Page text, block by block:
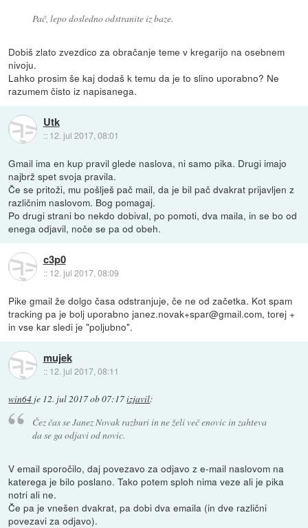
Pač, lepo dosledno odstranite iz baze.
Dobiš zlato zvezdico za obračanje teme v kregarijo na osebnem
nivoju.
Lahko prosim še kaj dodaš k temu da je to slino uporabno? Ne
razumem čisto iz napisanega.
Utk
:: 12. jul 2017, 08:01
Gmail ima en kup pravil glede naslova, ni samo pika. Drugi imajo
najbrž spet svoja pravila.
Če se pritoži, mu pošlješ pač mail, da je bil pač dvakrat prijavljen z
različnim naslovom. Bog pomagaj.
Po drugi strani bo nekdo dobival, po pomoti, dva maila, in se bo od
enega odjavil, noče se pa od obeh.
c3p0
:: 12. jul 2017, 08:09
Pike gmail že dolgo časa odstranjuje, če ne od začetka. Kot spam
tracking pa je bolj uporabno janez.novak+spar@gmail.com, torej +
in vse kar sledi je "poljubno".
mujek
:: 12. jul 2017, 08:11
win64 je 12. jul 2017 ob 07:17izjavil:
Čez čas se Janez Novak razburi in ne želi več enovic in zahteva
da se ga odjavi od novic.
V email sporočilo, daj povezavo za odjavo z e-mail naslovom na
katerega je bilo poslano. Tako potem sploh nima veze ali je pika
notri ali ne.
Če pa je vnešen dvakrat, pa dobi dva emaila (in dve različni
povezavi za odjavo).